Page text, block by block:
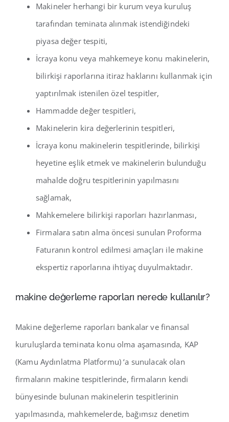
Makineler herhangi bir kurum veya kuruluş
tarafından teminata alınmak istendiğindeki
piyasa değer tespiti,
İcraya konu veya mahkemeye konu makinelerin,
bilirkişi raporlarına itiraz haklarını kullanmak için
yaptırılmak istenilen özel tespitler,
Hammadde değer tespitleri,
Makinelerin kira değerlerinin tespitleri,
İcraya konu makinelerin tespitlerinde, bilirkişi
heyetine eşlik etmek ve makinelerin bulunduğu
mahalde doğru tespitlerinin yapılmasını
sağlamak,
Mahkemelere bilirkişi raporları hazırlanması,
Firmalara satın alma öncesi sunulan Proforma
Faturanın kontrol edilmesi amaçları ile makine
ekspertiz raporlarına ihtiyaç duyulmaktadır.
makine değerleme raporları nerede kullanılır?
Makine değerleme raporları bankalar ve finansal
kuruluşlarda teminata konu olma aşamasında, KAP
(Kamu Aydınlatma Platformu) ‘a sunulacak olan
firmaların makine tespitlerinde, firmaların kendi
bünyesinde bulunan makinelerin tespitlerinin
yapılmasında, mahkemelerde, bağımsız denetim